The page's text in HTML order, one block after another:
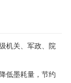
机关、军政、院
低墨耗量，节约